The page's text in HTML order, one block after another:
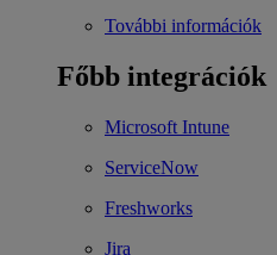
További információk
Főbb integrációk
Microsoft Intune
ServiceNow
Freshworks
Jira